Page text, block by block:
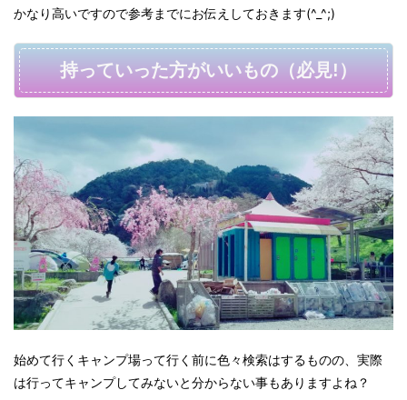
かなり高いですので参考までにお伝えしておきます(^_^;)
持っていった方がいいもの（必見!）
始めて行くキャンプ場って行く前に色々検索はするものの、実際
は行ってキャンプしてみないと分からない事もありますよね？